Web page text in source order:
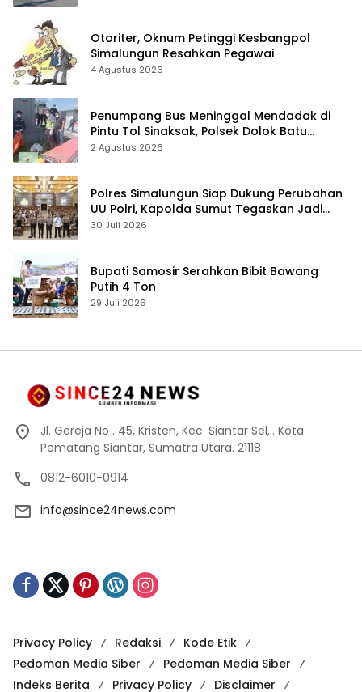
Otoriter, Oknum Petinggi Kesbangpol
Simalungun Resahkan Pegawai
4 Agustus 2026
Penumpang Bus Meninggal Mendadak di
Pintu Tol Sinaksak, Polsek Dolok Batu
Nanggar Gerak Cepat Olah TKP
2 Agustus 2026
Polres Simalungun Siap Dukung Perubahan
UU Polri, Kapolda Sumut Tegaskan Jadi
Fondasi Penguatan Profesionalisme dan
30 Juli 2026
Bupati Samosir Serahkan Bibit Bawang
Putih 4 Ton
29 Juli 2026
Jl. Gereja No . 45, Kristen, Kec. Siantar Sel,.. Kota
Pematang Siantar, Sumatra Utara. 21118
0812-6010-0914
info@since24news.com
Privacy Policy Redaksi
Kode Etik
Pedoman Media Siber
Pedoman Media Siber
Indeks Berita
Privacy Policy Disclaimer